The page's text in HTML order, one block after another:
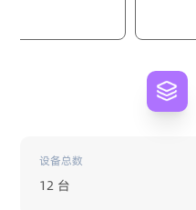
设备总数
12 台